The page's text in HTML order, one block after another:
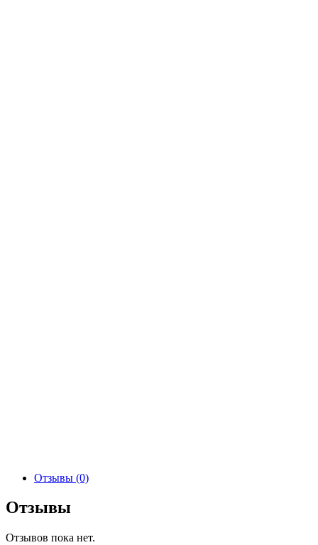
Отзывы (0)
Отзывы
Отзывов пока нет.